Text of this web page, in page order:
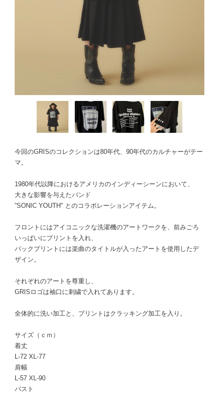
今回のGRISのコレクションは80年代、90年代のカルチャーがテー
マ。
1980年代以降におけるアメリカのインディーシーンにおいて、
大きな影響を与えたバンド
”SONIC YOUTH" とのコラボレーションアイテム。
フロントにはアイコニックな洗濯機のアートワークを、前みごろ
いっぱいにプリントを入れ、
バックプリントには楽曲のタイトルが入ったアートを使用したデ
ザイン。
それぞれのアートを尊重し、
GRISロゴは袖口に刺繍で入れてあります。
全体的に洗い加工と、プリントはクラッキング加工を入り。
サイズ（ｃｍ）
着丈
L-72 XL-77
肩幅
L-57 XL-90
バスト